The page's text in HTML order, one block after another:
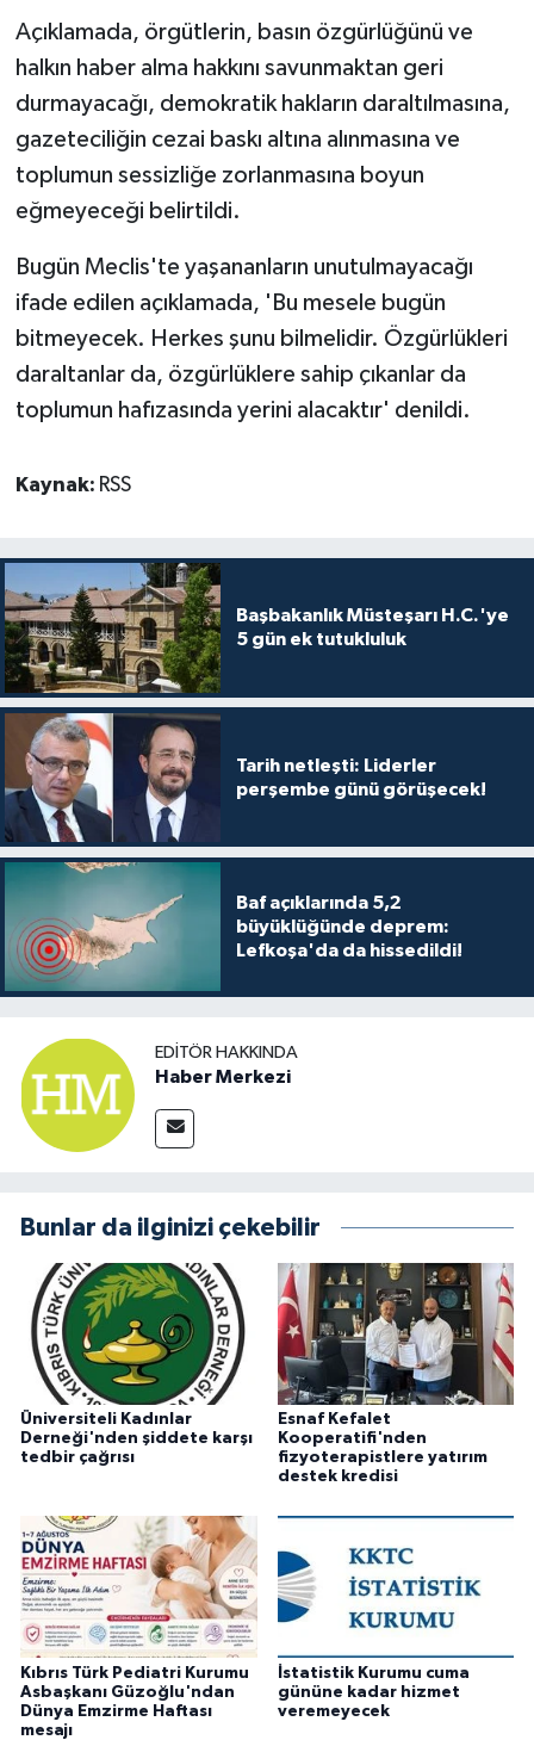
Açıklamada, örgütlerin, basın özgürlüğünü ve
halkın haber alma hakkını savunmaktan geri
durmayacağı, demokratik hakların daraltılmasına,
gazeteciliğin cezai baskı altına alınmasına ve
toplumun sessizliğe zorlanmasına boyun
eğmeyeceği belirtildi.
Bugün Meclis'te yaşananların unutulmayacağı
ifade edilen açıklamada, 'Bu mesele bugün
bitmeyecek. Herkes şunu bilmelidir. Özgürlükleri
daraltanlar da, özgürlüklere sahip çıkanlar da
toplumun hafızasında yerini alacaktır' denildi.
Kaynak: RSS
Başbakanlık Müsteşarı H.C.'ye
5 gün ek tutukluluk
Tarih netleşti: Liderler
perşembe günü görüşecek!
Baf açıklarında 5,2
büyüklüğünde deprem:
Lefkoşa'da da hissedildi!
EDITÖR HAKKINDA
Haber Merkezi
Bunlar da ilginizi çekebilir
Üniversiteli Kadınlar
Derneği'nden şiddete karşı
tedbir çağrısı
Esnaf Kefalet
Kooperatifi'nden
fizyoterapistlere yatırım
destek kredisi
Kıbrıs Türk Pediatri Kurumu
Asbaşkanı Güzoğlu'ndan
Dünya Emzirme Haftası
mesajı
İstatistik Kurumu cuma
gününe kadar hizmet
veremeyecek